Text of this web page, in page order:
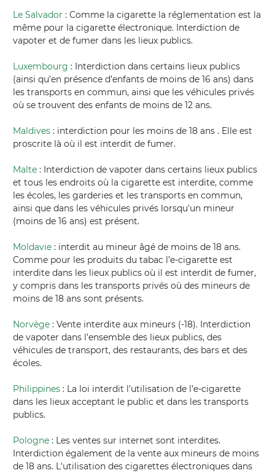
Le Salvador : Comme la cigarette la réglementation est la
même pour la cigarette électronique. Interdiction de
vapoter et de fumer dans les lieux publics.
Luxembourg : Interdiction dans certains lieux publics
(ainsi qu’en présence d’enfants de moins de 16 ans) dans
les transports en commun, ainsi que les véhicules privés
où se trouvent des enfants de moins de 12 ans.
Maldives : interdiction pour les moins de 18 ans . Elle est
proscrite là où il est interdit de fumer.
Malte : Interdiction de vapoter dans certains lieux publics
et tous les endroits où la cigarette est interdite, comme
les écoles, les garderies et les transports en commun,
ainsi que dans les véhicules privés lorsqu'un mineur
(moins de 16 ans) est présent.
Moldavie : interdit au mineur âgé de moins de 18 ans.
Comme pour les produits du tabac l’e-cigarette est
interdite dans les lieux publics où il est interdit de fumer,
y compris dans les transports privés où des mineurs de
moins de 18 ans sont présents.
Norvège : Vente interdite aux mineurs (-18). Interdiction
de vapoter dans l’ensemble des lieux publics, des
véhicules de transport, des restaurants, des bars et des
écoles.
Philippines : La loi interdit l’utilisation de l’e-cigarette
dans les lieux acceptant le public et dans les transports
publics.
Pologne : Les ventes sur internet sont interdites.
Interdiction également de la vente aux mineurs de moins
de 18 ans. L'utilisation des cigarettes électroniques dans